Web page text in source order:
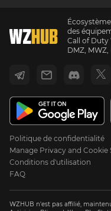
des
Call of Duty
DMZ, MWZ,
Politique de confidentialité
Manage Privacy and Cookie
Conditions d'utilisation
FAQ
WZHUB n'est pas affilié,